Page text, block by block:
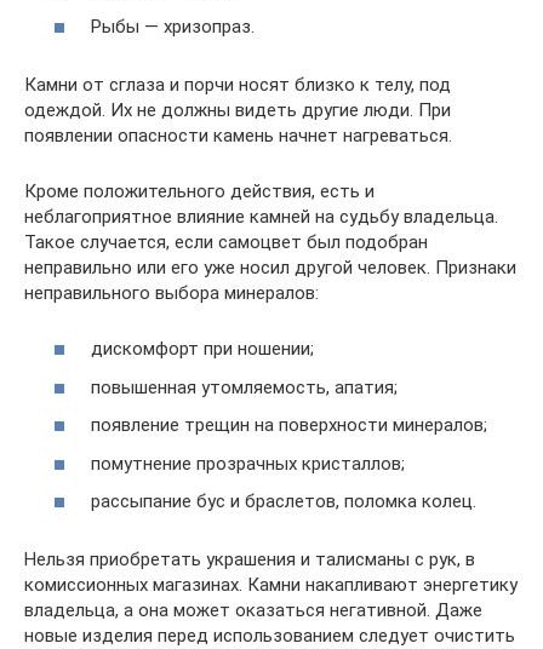
Рыбы — хризопраз.
Камни от сглаза и порчи носят близко к телу, под
одеждой. Их не должны видеть другие люди. При
появлении опасности камень начнет нагреваться.
Кроме положительного действия, есть и
неблагоприятное влияние камней на судьбу владельца.
Такое случается, если самоцвет был подобран
неправильно или его уже носил другой человек. Признаки
неправильного выбора минералов:
дискомфорт при ношении;
повышенная утомляемость, апатия;
появление трещин на поверхности минералов;
помутнение прозрачных кристаллов;
рассыпание бус и браслетов, поломка колец.
Нельзя приобретать украшения и талисманы с рук, в
комиссионных магазинах. Камни накапливают энергетику
владельца, а она может оказаться негативной. Даже
новые изделия перед использованием следует очистить